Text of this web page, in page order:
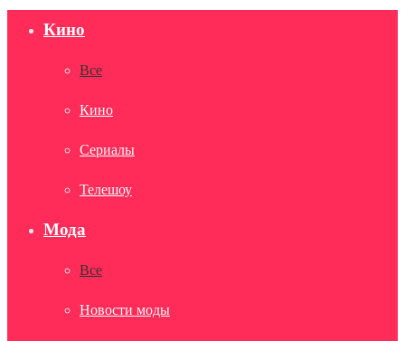
Кино
Все
Кино
Сериалы
Телешоу
Мода
Все
Новости моды